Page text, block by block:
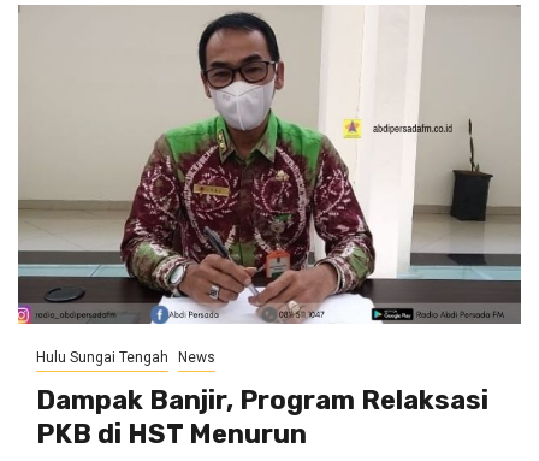
Hulu Sungai Tengah News
Dampak Banjir, Program Relaksasi
PKB di HST Menurun